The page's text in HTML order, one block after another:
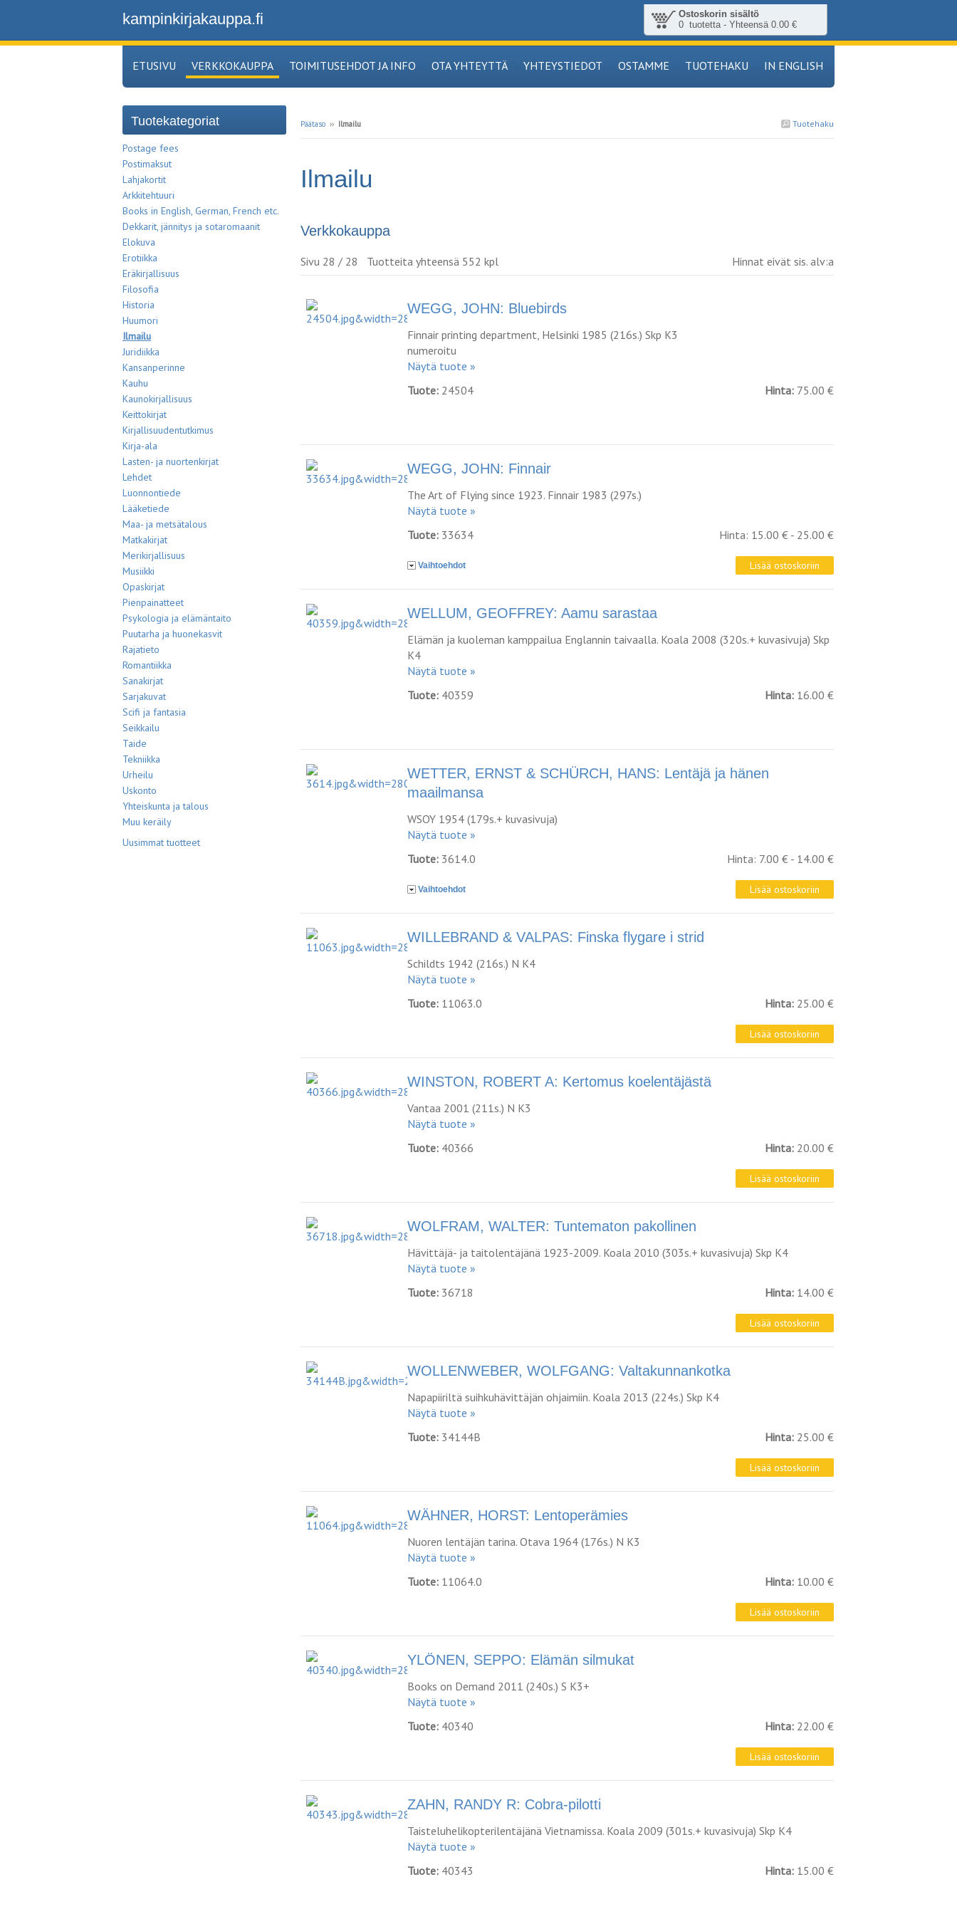
Ostoskorin sisältö
0 tuotetta - Yhteensä 0.00 €
kampinkirjakauppa.fi
ETUSIVU VERKKOKAUPPA TOIMITUSEHDOT JA INFO OTA YHTEYTTÄ YHTEYSTIEDOT OSTAMME TUOTEHAKU IN ENGLISH
Tuotehaku
Päätaso ›› Ilmailu
Ilmailu
Verkkokauppa
Sivu 28 / 28 Tuotteita yhteensä 552 kpl Hinnat eivät sis. alv:a
WEGG, JOHN: Bluebirds
Finnair printing department, Helsinki 1985 (216s.) Skp K3
numeroitu
Näytä tuote »
Tuote: 24504 Hinta: 75.00 €
WEGG, JOHN: Finnair
The Art of Flying since 1923. Finnair 1983 (297s.)
Näytä tuote »
Tuote: 33634 Hinta: 15.00 € - 25.00 €
Vaihtoehdot
WELLUM, GEOFFREY: Aamu sarastaa
Elämän ja kuoleman kamppailua Englannin taivaalla. Koala 2008 (320s.+ kuvasivuja) Skp
K4
Näytä tuote »
Tuote: 40359 Hinta: 16.00 €
WETTER, ERNST & SCHÜRCH, HANS: Lentäjä ja hänen
maailmansa
WSOY 1954 (179s.+ kuvasivuja)
Näytä tuote »
Tuote: 3614.0 Hinta: 7.00 € - 14.00 €
Vaihtoehdot
WILLEBRAND & VALPAS: Finska flygare i strid
Schildts 1942 (216s.) N K4
Näytä tuote »
Tuote: 11063.0 Hinta: 25.00 €
WINSTON, ROBERT A: Kertomus koelentäjästä
Vantaa 2001 (211s.) N K3
Näytä tuote »
Tuote: 40366 Hinta: 20.00 €
WOLFRAM, WALTER: Tuntematon pakollinen
Hävittäjä- ja taitolentäjänä 1923-2009. Koala 2010 (303s.+ kuvasivuja) Skp K4
Näytä tuote »
Tuote: 36718 Hinta: 14.00 €
WOLLENWEBER, WOLFGANG: Valtakunnankotka
Napapiiriltä suihkuhävittäjän ohjaimiin. Koala 2013 (224s.) Skp K4
Näytä tuote »
Tuote: 34144B Hinta: 25.00 €
WÄHNER, HORST: Lentoperämies
Nuoren lentäjän tarina. Otava 1964 (176s.) N K3
Näytä tuote »
Tuote: 11064.0 Hinta: 10.00 €
YLÖNEN, SEPPO: Elämän silmukat
Books on Demand 2011 (240s.) S K3+
Näytä tuote »
Tuote: 40340 Hinta: 22.00 €
ZAHN, RANDY R: Cobra-pilotti
Taisteluhelikopterilentäjänä Vietnamissa. Koala 2009 (301s.+ kuvasivuja) Skp K4
Näytä tuote »
Tuote: 40343 Hinta: 15.00 €
Tuotekategoriat
Postage fees
Postimaksut
Lahjakortit
Arkkitehtuuri
Books in English, German, French etc.
Dekkarit, jännitys ja sotaromaanit
Elokuva
Erotiikka
Eräkirjallisuus
Filosofia
Historia
Huumori
Ilmailu
Juridiikka
Kansanperinne
Kauhu
Kaunokirjallisuus
Keittokirjat
Kirjallisuudentutkimus
Kirja-ala
Lasten- ja nuortenkirjat
Lehdet
Luonnontiede
Lääketiede
Maa- ja metsätalous
Matkakirjat
Merikirjallisuus
Musiikki
Opaskirjat
Pienpainatteet
Psykologia ja elämäntaito
Puutarha ja huonekasvit
Rajatieto
Romantiikka
Sanakirjat
Sarjakuvat
Scifi ja fantasia
Seikkailu
Taide
Tekniikka
Urheilu
Uskonto
Yhteiskunta ja talous
Muu keräily
Uusimmat tuotteet